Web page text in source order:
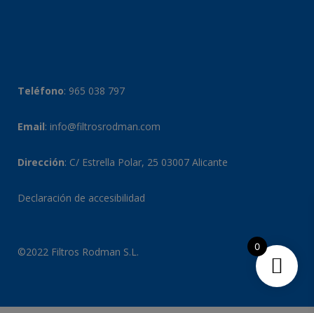
Teléfono: 965 038 797
Email: info@filtrosrodman.com
Dirección: C/ Estrella Polar, 25 03007 Alicante
Declaración de accesibilidad
©2022 Filtros Rodman S.L. 0